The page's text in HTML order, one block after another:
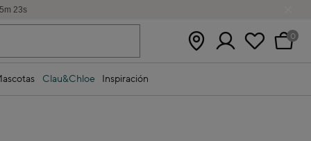
m 22s
0
Clau&Chloe Inspiración